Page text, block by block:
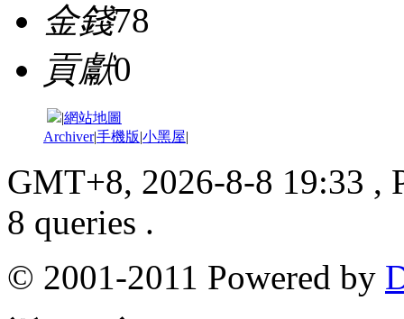
金錢78
貢獻0
|網站地圖
Archiver|手機版|小黑屋|
GMT+8, 2026-8-8 19:33 ,
8 queries .
© 2001-2011 Powered by